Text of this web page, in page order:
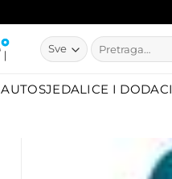
Pretraži:
AUTOSJEDALICE I DODACI